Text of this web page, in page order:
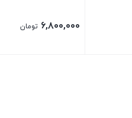
۶,۸۰۰,۰۰۰ تومان